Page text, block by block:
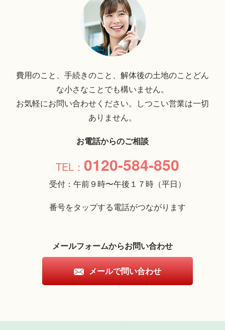
費用のこと、手続きのこと、解体後の土地のことどん
な小さなことでも構いません。
お気軽にお問い合わせください。しつこい営業は一切
ありません。
お電話からのご相談
0120-584-850
受付：午前９時〜午後１７時（平日）
番号をタップする電話がつながります
メールフォームからお問い合わせ
メールで問い合わせ